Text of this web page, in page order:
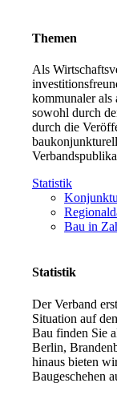
Themen
Als
kommunaler als
sowohl durch
durch die
Statistik
Bau in
Statistik
Der Verband
Situation auf
Bau finden Sie
Berlin,
hinaus bieten
Baugeschehen